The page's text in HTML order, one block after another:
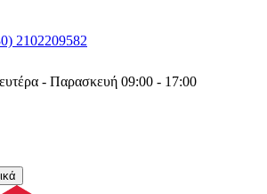
2102209582
- Παρασκευή 09:00 - 17:00